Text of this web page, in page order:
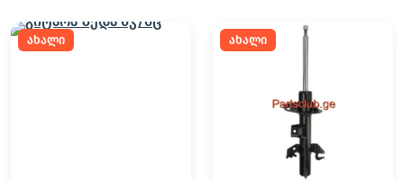
ახალი ახალი